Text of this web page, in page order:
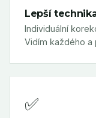
Lepší
Individuální
Vidím každého a
✅